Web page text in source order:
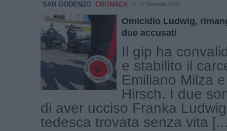
SAN GODENZO CRONACA 17 Gennaio 2026
Omicidio Ludwig,
due accusati
Il gip ha
e stabilito il
Emiliano Milza
Hirsch. I due
di aver ucciso Franka
tedesca trovata senza vita